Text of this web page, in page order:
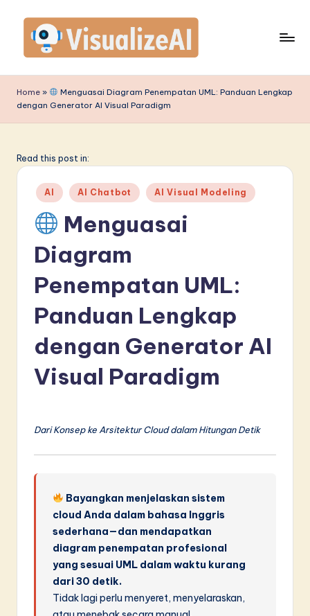
content
is
u
li
A
Home »
Menguasai Diagram Penempatan UML: Panduan Lengkap
dengan Generator AI Visual Paradigm
Read this post in:
Posted
in
AI AI Chatbot AI Visual Modeling
Menguasai
Diagram
Penempatan UML:
Panduan Lengkap
dengan Generator AI
Visual Paradigm
Dari Konsep ke Arsitektur Cloud dalam Hitungan Detik
Bayangkan menjelaskan sistem
cloud Anda dalam bahasa Inggris
sederhana—dan mendapatkan
diagram penempatan profesional
yang sesuai UML dalam waktu kurang
dari 30 detik.
Tidak lagi perlu menyeret, menyelaraskan,